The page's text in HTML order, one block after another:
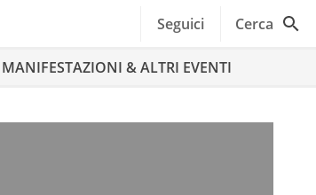
Seguici Cerca
MANIFESTAZIONI & ALTRI EVENTI